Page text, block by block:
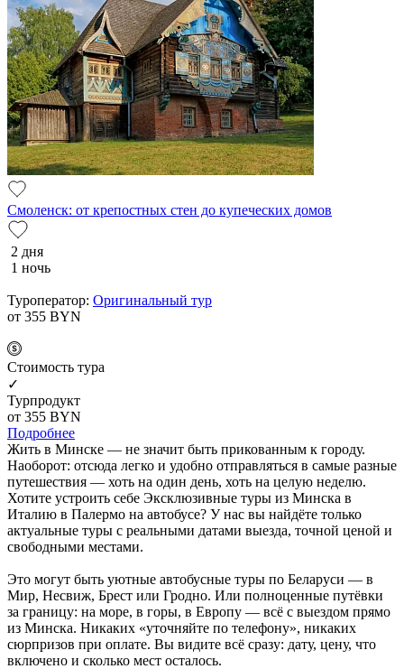
Смоленск: от крепостных стен до купеческих домов
2 дня
1 ночь
Туроператор: Оригинальный тур
от 355 BYN
Cтоимость тура
✓
Турпродукт
от 355 BYN
Подробнее
Жить в Минске — не значит быть прикованным к городу.
Наоборот: отсюда легко и удобно отправляться в самые разные
путешествия — хоть на один день, хоть на целую неделю.
Хотите устроить себе Эксклюзивные туры из Минска в
Италию в Палермо на автобусе? У нас вы найдёте только
актуальные туры с реальными датами выезда, точной ценой и
свободными местами.
Это могут быть уютные автобусные туры по Беларуси — в
Мир, Несвиж, Брест или Гродно. Или полноценные путёвки
за границу: на море, в горы, в Европу — всё с выездом прямо
из Минска. Никаких «уточняйте по телефону», никаких
сюрпризов при оплате. Вы видите всё сразу: дату, цену, что
включено и сколько мест осталось.